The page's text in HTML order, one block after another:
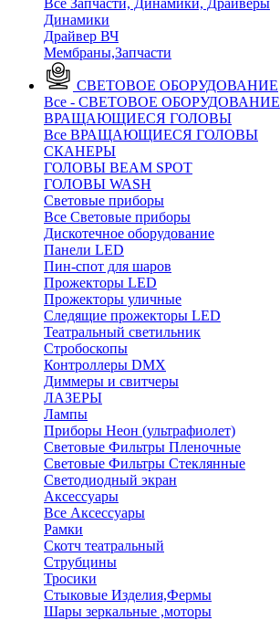
Все Запчасти, Динамики, Драйверы
Динамики
Драйвер ВЧ
Мембраны,Запчасти
СВЕТОВОЕ ОБОРУДОВАНИЕ
Все - СВЕТОВОЕ ОБОРУДОВАНИЕ
ВРАЩАЮЩИЕСЯ ГОЛОВЫ
Все ВРАЩАЮЩИЕСЯ ГОЛОВЫ
CКАНЕРЫ
ГОЛОВЫ BEAM SPOT
ГОЛОВЫ WASH
Световые приборы
Все Световые приборы
Дискотечное оборудование
Панели LED
Пин-спот для шаров
Прожекторы LED
Прожекторы уличные
Следящие прожекторы LED
Театральный светильник
Стробоскопы
Контроллеры DMX
Диммеры и свитчеры
ЛАЗЕРЫ
Лампы
Приборы Неон (ультрафиолет)
Световые Фильтры Пленочные
Световые Фильтры Стеклянные
Светодиодный экран
Аксессуары
Все Аксессуары
Рамки
Скотч театральный
Струбцины
Тросики
Стыковые Изделия,Фермы
Шары зеркальные ,моторы